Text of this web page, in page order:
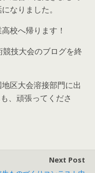
なりました。
校へ帰ります！
技大会のブログを終
区大会溶接部門に出
、頑張ってくださ
Next Post